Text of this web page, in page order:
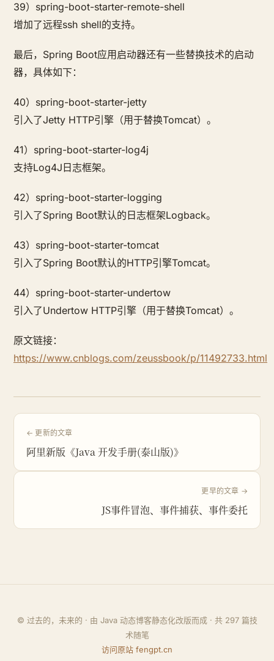
39）spring-boot-starter-remote-shell
增加了远程ssh shell的支持。
最后，Spring Boot应用启动器还有一些替换技术的启动
器，具体如下：
40）spring-boot-starter-jetty
引入了Jetty HTTP引擎（用于替换Tomcat）。
41）spring-boot-starter-log4j
支持Log4J日志框架。
42）spring-boot-starter-logging
引入了Spring Boot默认的日志框架Logback。
43）spring-boot-starter-tomcat
引入了Spring Boot默认的HTTP引擎Tomcat。
44）spring-boot-starter-undertow
引入了Undertow HTTP引擎（用于替换Tomcat）。
原文链接：
https://www.cnblogs.com/zeussbook/p/11492733.html
← 更新的文章
阿里新版《Java 开发手册(泰山版)》
更早的文章 →
JS事件冒泡、事件捕获、事件委托
© 过去的，未来的 · 由 Java 动态博客静态化改版而成 · 共 297篇技
术随笔
访问原站 fengpt.cn